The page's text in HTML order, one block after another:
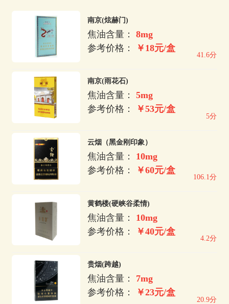
南京(炫赫门)
焦油含量：8mg
参考价格：
￥18元/盒
41.6分
南京(雨花石)
焦油含量：5mg
参考价格：
￥53元/盒
5分
云烟（黑金刚印象）
焦油含量： 10mg
参考价格：
￥60元/盒
106.1分
黄鹤楼(硬峡谷柔情)
焦油含量： 10mg
参考价格：
￥40元/盒
4.2分
贵烟(跨越)
焦油含量： 7mg
参考价格：
￥23元/盒
20.9分